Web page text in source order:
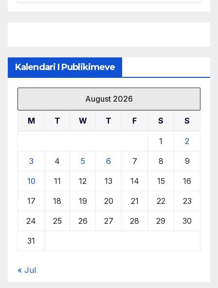
Kalendari I Publikimeve
August 2026
M T W T F S S
1 2
3 4 5 6 7 8 9
10 11 12 13 14 15 16
17 18 19 20 21 22 23
24 25 26 27 28 29 30
31
« Jul